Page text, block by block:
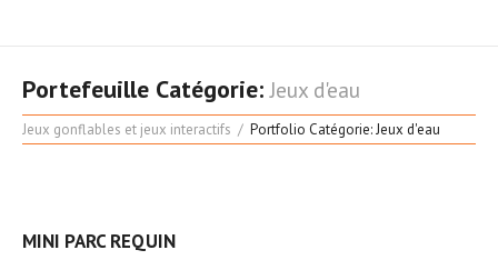
Portefeuille Catégorie:Jeux d'eau
Jeux gonflables et jeux interactifs Portfolio Catégorie: Jeux d'eau
MINI PARC REQUIN